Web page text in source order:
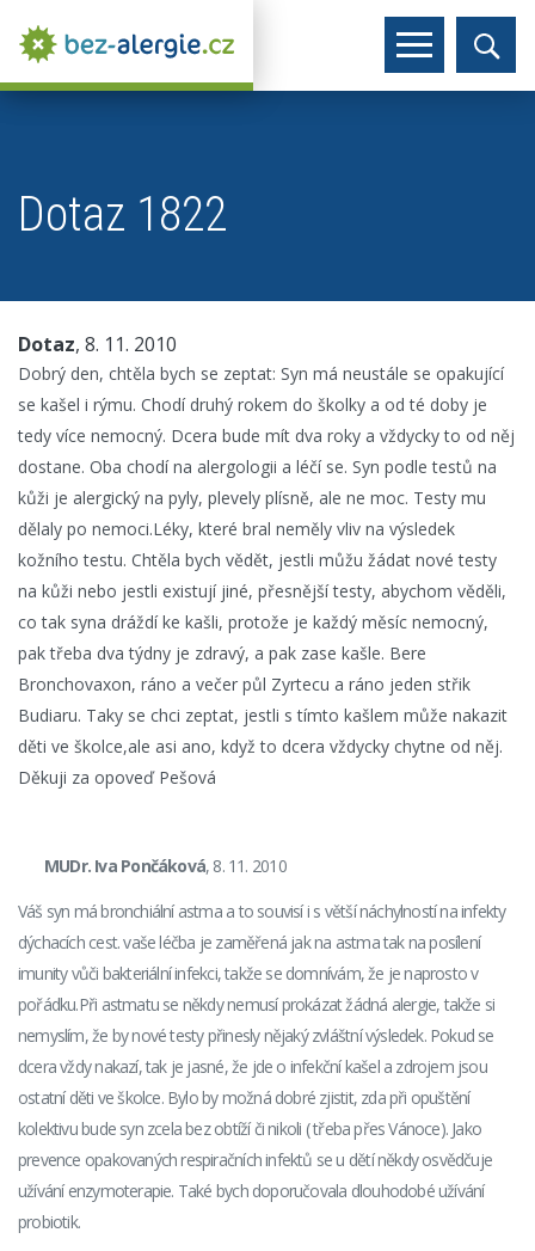
Dotaz 1822
Dotaz, 8. 11. 2010
Dobrý den, chtěla bych se zeptat: Syn má neustále se opakující
se kašel i rýmu. Chodí druhý rokem do školky a od té doby je
tedy více nemocný. Dcera bude mít dva roky a vždycky to od něj
dostane. Oba chodí na alergologii a léčí se. Syn podle testů na
kůži je alergický na pyly, plevely plísně, ale ne moc. Testy mu
dělaly po nemoci.Léky, které bral neměly vliv na výsledek
kožního testu. Chtěla bych vědět, jestli můžu žádat nové testy
na kůži nebo jestli existují jiné, přesnější testy, abychom věděli,
co tak syna dráždí ke kašli, protože je každý měsíc nemocný,
pak třeba dva týdny je zdravý, a pak zase kašle. Bere
Bronchovaxon, ráno a večer půl Zyrtecu a ráno jeden střik
Budiaru. Taky se chci zeptat, jestli s tímto kašlem může nakazit
děti ve školce,ale asi ano, když to dcera vždycky chytne od něj.
Děkuji za opoveď Pešová
MUDr. Iva Pončáková, 8. 11. 2010
Váš syn má bronchiální astma a to souvisí i s větší náchylností na infekty
dýchacích cest. vaše léčba je zaměřená jak na astma tak na posílení
imunity vůči bakteriální infekci, takže se domnívám, že je naprosto v
pořádku.Při astmatu se někdy nemusí prokázat žádná alergie, takže si
nemyslím, že by nové testy přinesly nějaký zvláštní výsledek. Pokud se
dcera vždy nakazí, tak je jasné, že jde o infekční kašel a zdrojem jsou
ostatní děti ve školce. Bylo by možná dobré zjistit, zda při opuštění
kolektivu bude syn zcela bez obtíží či nikoli ( třeba přes Vánoce). Jako
prevence opakovaných respiračních infektů se u dětí někdy osvědčuje
užívání enzymoterapie. Také bych doporučovala dlouhodobé užívání
probiotik.